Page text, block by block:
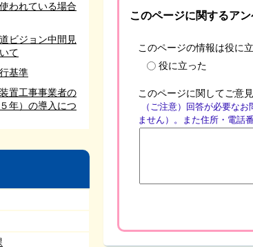
われている場合
ビジョン中間見
て
基準
置工事事業者の
年）の導入につ
このページに関するアン
このページの情報は役に
役に立った
このページに関してご意
（ご注意）回答が必要な
ません）。また住所・電話